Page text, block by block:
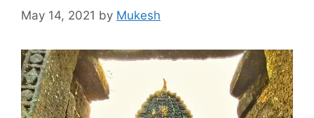
May 14, 2021 by Mukesh